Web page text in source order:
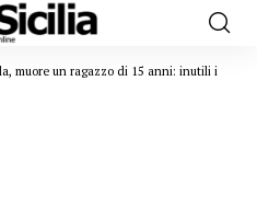
muore un ragazzo di 15 anni: inutili i